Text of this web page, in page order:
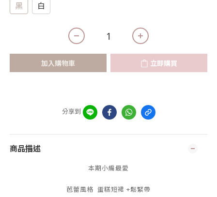
黑 白
加入購物車 立即購買
分享到
商品描述
本期小編最愛
芭蕾風格 蛋糕短裙 +鬆緊帶